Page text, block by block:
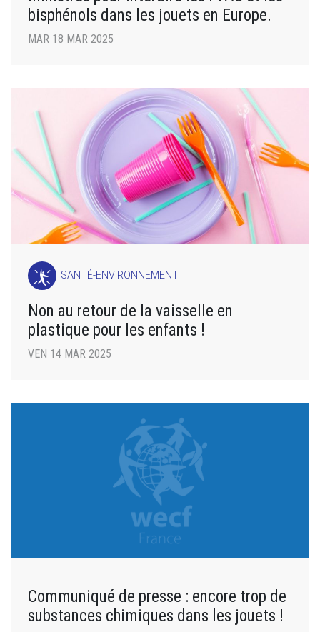
bisphénols dans les jouets en Europe.
MAR 18 MAR 2025
SANTÉ-ENVIRONNEMENT
Non au retour de la vaisselle en
plastique pour les enfants !
VEN 14 MAR 2025
Communiqué de presse : encore trop de
substances chimiques dans les jouets !